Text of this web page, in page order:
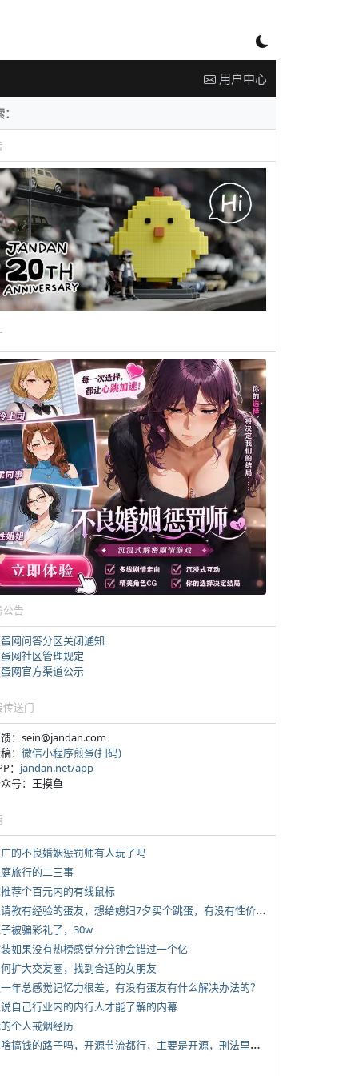
用户中心
公告
网问答分区关闭通知
网社区管理规定
网官方渠道公示
传送门
：sein@jandan.com
： 微信小程序煎蛋(扫码)
： jandan.net/app
号：王摸鱼
的不良婚姻惩罚师有人玩了吗
旅行的二三事
荐个百元内的有线鼠标
*
想请教有经验的蛋友，想给媳妇7夕买个跳蛋，有没有性价比高的推荐
被骗彩礼了，30w
如果没有热榜感觉分分钟会错过一个亿
扩大交友圈，找到合适的女朋友
年总感觉记忆力很差，有没有蛋友有什么解决办法的？
自己行业内的内行人才能了解的内幕
个人戒烟经历
*
有啥搞钱的路子吗，开源节流都行，主要是开源，刑法里的咱不做